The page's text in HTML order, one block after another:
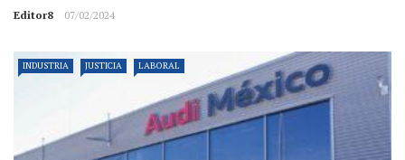
Editor8 07/02/2024
INDUSTRIA JUSTICIA LABORAL